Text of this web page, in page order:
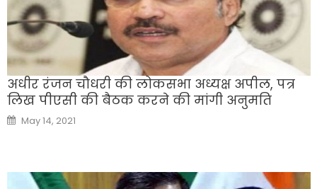
अधीर रंजन चौधरी की लोकसभा अध्यक्ष अपील, पत्र
लिख पीएसी की बैठक करने की मांगी अनुमति
Posted
on
May 14, 2021